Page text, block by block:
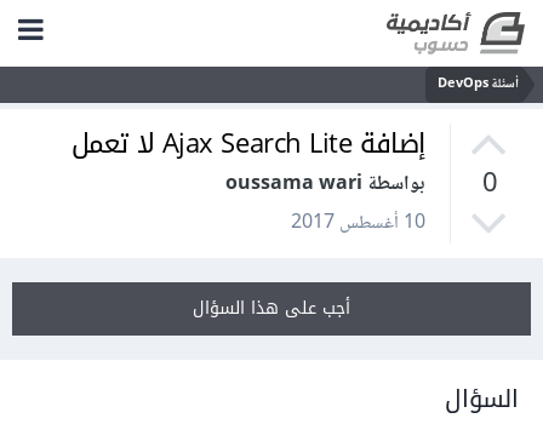
أسئلة DevOps
0
إضافة Ajax Search Lite لا تعمل
بواسطة oussama wari
10 أغسطس 2017
أجب على هذا السؤال
السؤال